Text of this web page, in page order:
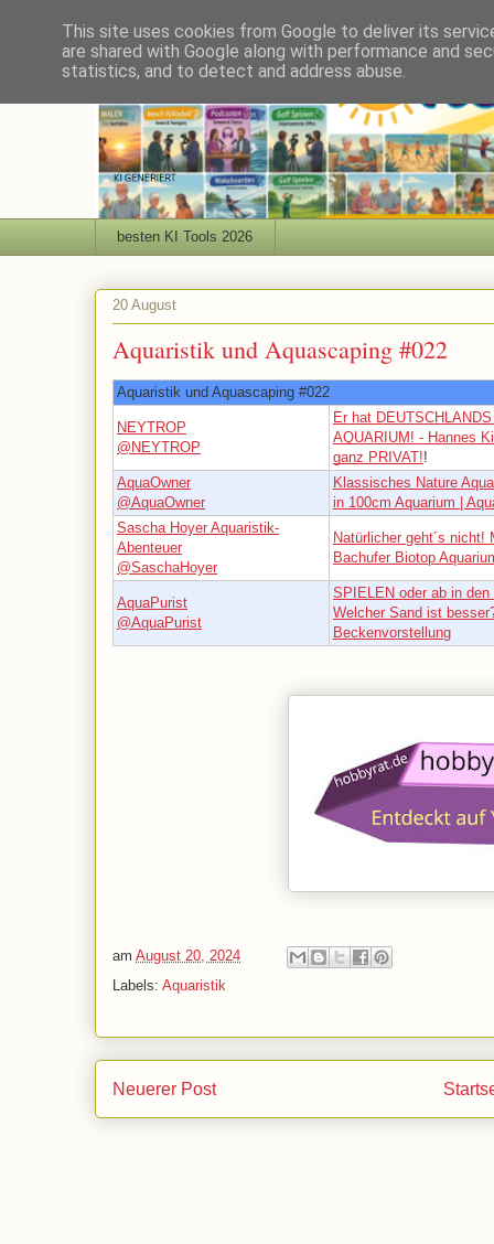
besten KI Tools 2026
20 August
Aquaristik und Aquascaping #022
Aquaristik und Aquascaping #022
NEYTROP
@NEYTROP
Er hat
AQUARIUM! - Hannes
ganz PRIVAT!!
AquaOwner
@AquaOwner
Klassisches Nature
in 100cm Aquarium |
Sascha Hoyer Aquaristik-
Abenteuer
@SaschaHoyer
Natürlicher geht´s nicht!
Bachufer Biotop
AquaPurist
@AquaPurist
SPIELEN oder ab in den
Welcher Sand ist
Beckenvorstellung
am August 20, 2024
Labels: Aquaristik
Neuerer Post
This site uses cookies from Google to deliver its
are shared with Google along with performance and
statistics, and to detect and address abuse.